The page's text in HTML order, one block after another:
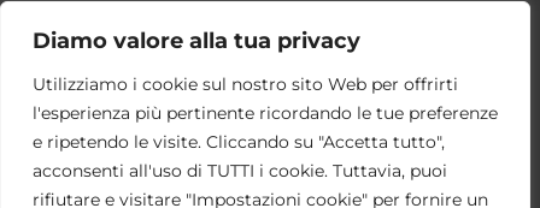
Diamo valore alla tua privacy
Utilizziamo i cookie sul nostro sito Web per offrirti
l'esperienza più pertinente ricordando le tue preferenze
e ripetendo le visite. Cliccando su "Accetta tutto",
acconsenti all'uso di TUTTI i cookie. Tuttavia, puoi
rifiutare e visitare "Impostazioni cookie" per fornire un
SOCIAL